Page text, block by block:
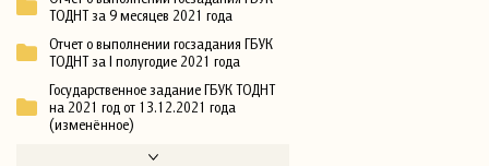
ТОДНТ за 9 месяцев 2021 года
Отчет о выполнении госзадания ГБУК
ТОДНТ за I полугодие 2021 года
Государственное задание ГБУК ТОДНТ
на 2021 год от 13.12.2021 года
(изменённое)